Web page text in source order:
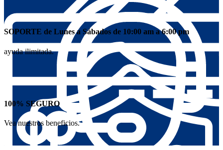
SOPORTE de Lunes a Sábados de 10:00 am a 6:00 pm
ayuda ilimitada.
100% SEGURO
Vea nuestros beneficios.